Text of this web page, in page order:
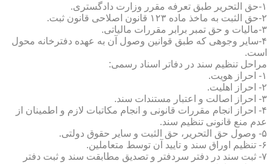
۱-حق التحریر طبق تعرفه مقرر وزارت دادگستری.
۲-حق الثبت به ماخذ ماده ۱۲۳ قانون اصلاحی قانون ثبت.
۳-مالیات و حق تمبر برابر مقررات مالیاتی.
۴-سایر وجوهی که طبق قوانین وصول آن به عهده دفترخانه محول
است.
مراحل تنظیم سند در دفاتر اسناد رسمی:
۱- احراز هویت.
۲- احراز اهلیت.
۳- احراز اصالت و اعتبار مستندات سند.
۴- احراز انجام مقررات قانونی و انجام مکاتبات لازم و اطمینان از
عدم منع قانونی تنظیم سند.
۵- وصول حق التحریر، حق الثبت و سایر حقوق دولتی.
۶- تنظیم اوراق سند و تایید آن توسط متعاملین.
۷- ثبت سند در دفتر سردفتر و تصدیق مطابقت سند و ثبت دفتر